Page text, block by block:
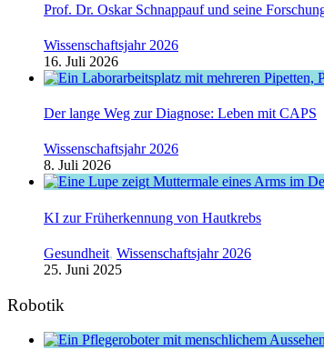
Prof. Dr. Oskar Schnappauf und seine
Wissenschaftsjahr 2026
16. Juli 2026
Der lange Weg zur Diagnose: Leben mit CAPS
Wissenschaftsjahr 2026
8. Juli 2026
KI zur Früherkennung von Hautkrebs
Gesundheit, Wissenschaftsjahr 2026
25. Juni 2025
Robotik